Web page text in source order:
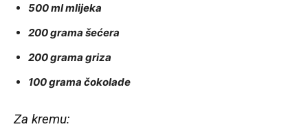
500 ml mlijeka
200 grama šećera
200 grama griza
100 grama čokolade
Za kremu: